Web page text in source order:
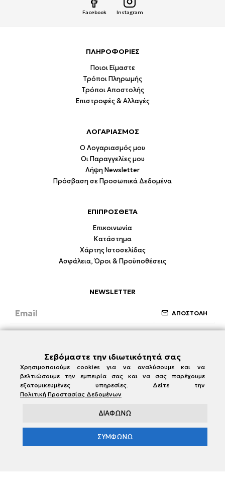
Facebook Instagram
ΠΛΗΡΟΦΟΡΙΕΣ
Ποιοι Είμαστε
Τρόποι Πληρωμής
Τρόποι Αποστολής
Επιστροφές & Αλλαγές
ΛΟΓΑΡΙΑΣΜΟΣ
Ο Λογαριασμός μου
Οι Παραγγελίες μου
Λήψη Newsletter
Πρόσβαση σε Προσωπικά Δεδομένα
ΕΠΙΠΡΟΣΘΕΤΑ
Επικοινωνία
Κατάστημα
Χάρτης Ιστοσελίδας
Ασφάλεια, Όροι & Προϋποθέσεις
NEWSLETTER
ΑΠΟΣΤΟΛΗ
e-damianakis.gr © 2026
Σεβόμαστε την ιδιωτικότητά σας
Χρησιμοποιούμε cookies για να αναλύσουμε και να
βελτιώσουμε την εμπειρία σας και να σας παρέχουμε
εξατομικευμένες υπηρεσίες. Δείτε την
Πολιτική Προστασίας Δεδομένων
ΔΙΑΦΩΝΩ
ΣΥΜΦΩΝΩ